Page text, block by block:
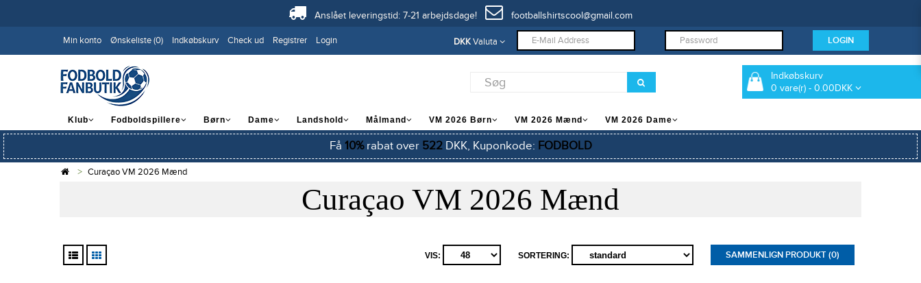
Anslået leveringstid: 7-21 arbejdsdage! footballshirtscool@gmail.com
Min konto Ønskeliste (0) Indkøbskurv Check ud Registrer Login DKKValuta
Indkøbskurv
0 vare(r) - 0.00DKK
Klub Fodboldspillere Børn Dame Landshold Målmand VM 2026 Børn VM 2026 Mænd VM 2026 Dame
Få 10%rabat over 522DKK, Kuponkode: FODBOLD
Curaçao VM 2026 Mænd
Curaçao VM 2026 Mænd
SAMMENLIGN PRODUKT (0)
SORTERING:
VIS: